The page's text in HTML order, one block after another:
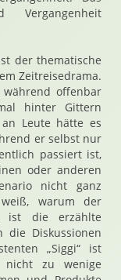
der thematische
Zeitreisedrama.
während offenbar
hinter Gittern
Leute hätte es
er selbst nur
passiert ist,
oder anderen
nicht ganz
warum der
ist die erzählte
die Diskussionen
„Siggi“ ist
zu wenige